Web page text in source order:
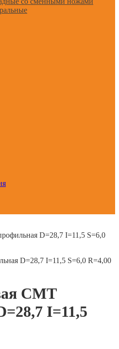
D=28,7 I=11,5 S=6,0
D=28,7 I=11,5 S=6,0 R=4,00
CMT
I=11,5